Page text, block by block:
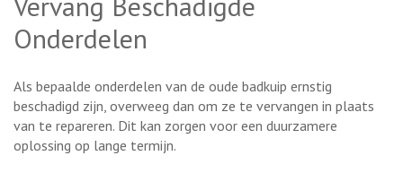
Onderdelen
Als bepaalde onderdelen van de oude badkuip ernstig
beschadigd zijn, overweeg dan om ze te vervangen in plaats
van te repareren. Dit kan zorgen voor een duurzamere
oplossing op lange termijn.